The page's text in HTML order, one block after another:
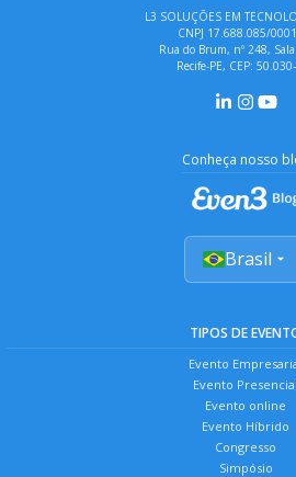
L3 SOLUÇÕES EM
CNPJ 17.688.085/
Rua do Brum, nº 248,
Recife-PE, CEP:
Conheça nosso
Brasil
TIPOS DE
Evento
Evento Presencial
Evento online
Evento Híbrido
Congresso
Simpósio